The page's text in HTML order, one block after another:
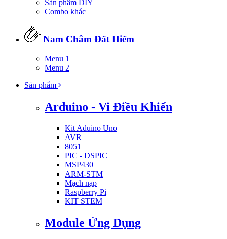
Sản phẩm DIY
Combo khác
Nam Châm Đất Hiếm
Menu 1
Menu 2
Sản phẩm
Arduino - Vi Điều Khiển
Kit Aduino Uno
AVR
8051
PIC - DSPIC
MSP430
ARM-STM
Mạch nạp
Raspberry Pi
KIT STEM
Module Ứng Dụng